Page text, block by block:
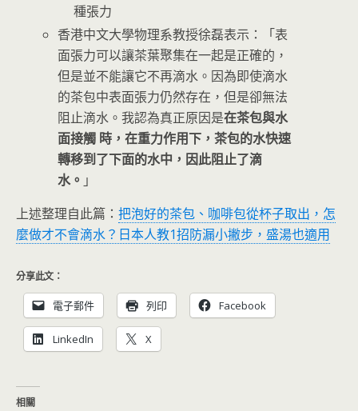
種張力
香港中文大學物理系教授徐磊表示：「表
面張力可以讓茶葉聚集在一起是正確的，
但是並不能讓它不再滴水。因為即使滴水
的茶包中表面張力仍然存在，但是卻無法
阻止滴水。我認為真正原因是在茶包與水
面接觸 時，在重力作用下，茶包的水快速
轉移到了下面的水中，因此阻止了滴
水。 」
上述整理自此篇： 把泡好的茶包、咖啡包從杯子取出，怎
麼做才不會滴水？日本人教1招防漏小撇步，盛湯也適用
分享此文：
電子郵件 列印 Facebook
LinkedIn X
相關